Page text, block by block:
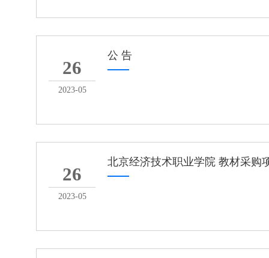
26
2023-05
公 告
26
2023-05
北京经济技术职业学院 教材采购